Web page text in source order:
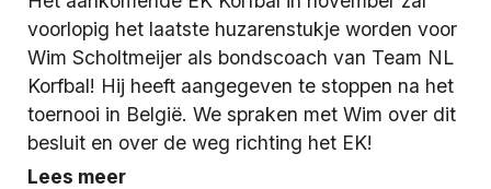
voorlopig het laatste huzarenstukje worden voor
Wim Scholtmeijer als bondscoach van Team NL
Korfbal! Hij heeft aangegeven te stoppen na het
toernooi in België. We spraken met Wim over dit
besluit en over de weg richting het EK!
Lees meer